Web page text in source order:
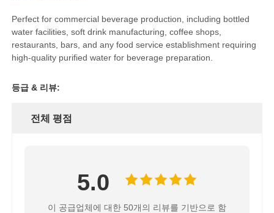
Perfect for commercial beverage production, including bottled
water facilities, soft drink manufacturing, coffee shops,
restaurants, bars, and any food service establishment requiring
high-quality purified water for beverage preparation.
등급 & 리뷰:
전체 평점
5.0
이 공급업체에 대한 50개의 리뷰를 기반으로 함